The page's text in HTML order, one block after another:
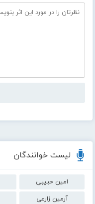
لیست خوانندگان
امین حبیبی
آرمین زارعی